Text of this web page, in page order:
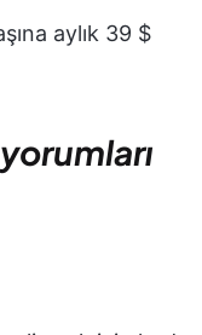
aylık 39 $